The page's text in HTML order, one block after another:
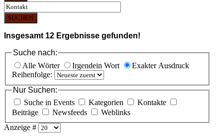
SUCHEN
Insgesamt 12 Ergebnisse gefunden!
Suche nach:
Alle Wörter
Irgendein Wort
Exakter Ausdruck
Reihenfolge:
Nur Suchen:
Suche in Events
Kategorien
Kontakte
Beiträge
Newsfeeds
Weblinks
Anzeige #